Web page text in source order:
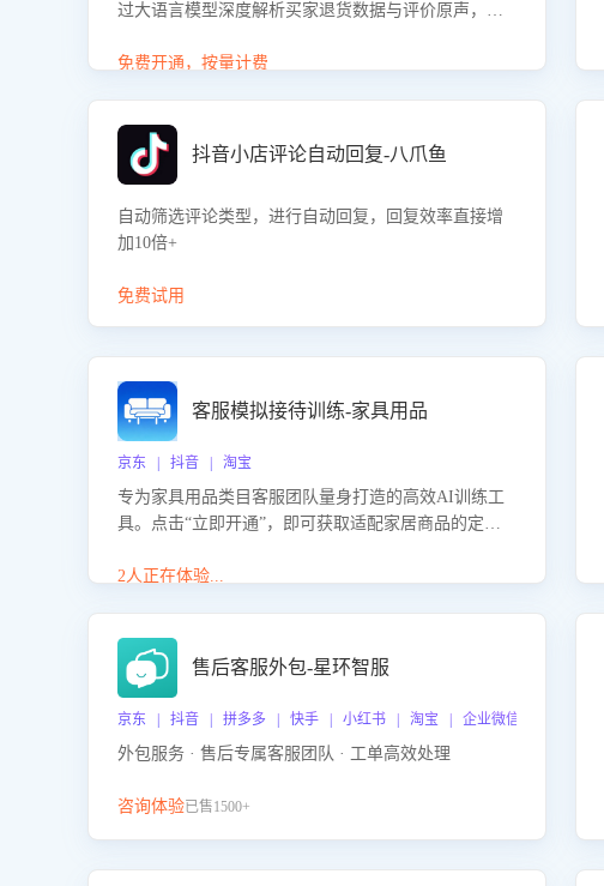
过大语言模型深度解析买家退货数据与评价原声，精
因，并输出可落地的改进建议，通过挖掘用户痛点驱
免费开通，按量计费
抖音小店评论自动回复-八爪鱼
自动筛选评论类型，进行自动回复，回复效率直接增
加10倍+
免费试用
客服模拟接待训练-家具用品
京东 | 抖音 | 淘宝
专为家具用品类目客服团队量身打造的高效AI训练工
具。点击“立即开通”，即可获取适配家居商品的定制
客服在家具用品功能、尺寸参数咨询等高频场景下的
2人正在体验...
售后客服外包-星环智服
京东 | 抖音 | 拼多多 | 快手 | 小红书 | 淘宝 | 企业微信
外包服务 · 售后专属客服团队 · 工单高效处理
咨询体验已售1500+